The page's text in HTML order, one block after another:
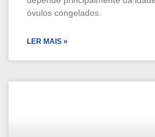
óvulos congelados.
LER MAIS »